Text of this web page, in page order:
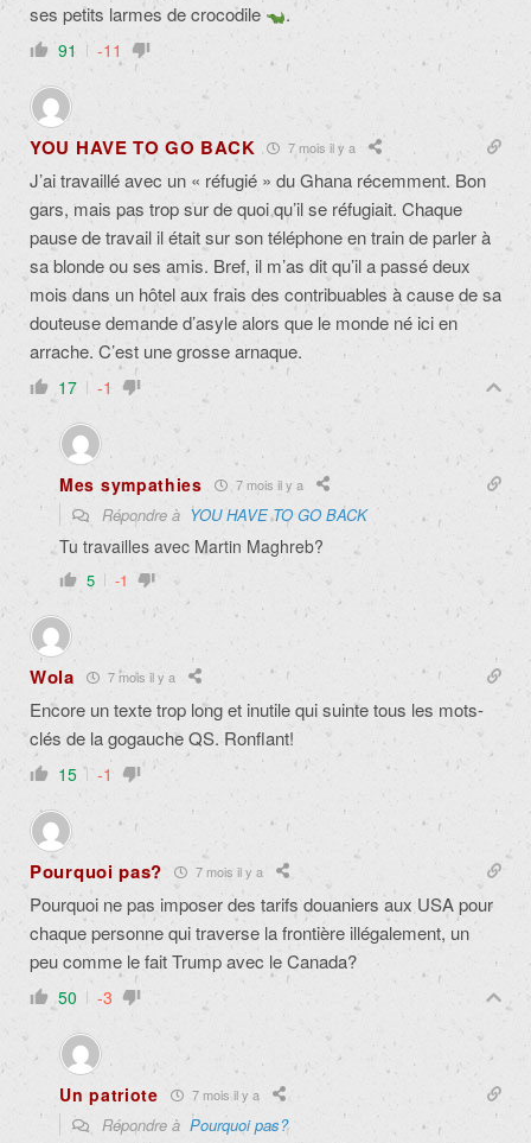
ses petits larmes de crocodile
.
91 -11
YOU HAVE TO GO BACK 7 mois il y a
J’ai travaillé avec un « réfugié » du Ghana récemment. Bon
gars, mais pas trop sur de quoi qu’il se réfugiait. Chaque
pause de travail il était sur son téléphone en train de parler à
sa blonde ou ses amis. Bref, il m’as dit qu’il a passé deux
mois dans un hôtel aux frais des contribuables à cause de sa
douteuse demande d’asyle alors que le monde né ici en
arrache. C’est une grosse arnaque.
17 -1
Mes sympathies 7 mois il y a
Répondre à YOU HAVE TO GO BACK
Tu travailles avec Martin Maghreb?
5 -1
Wola 7 mois il y a
Encore un texte trop long et inutile qui suinte tous les mots-
clés de la gogauche QS. Ronflant!
15 -1
Pourquoi pas? 7 mois il y a
Pourquoi ne pas imposer des tarifs douaniers aux USA pour
chaque personne qui traverse la frontière illégalement, un
peu comme le fait Trump avec le Canada?
50 -3
Un patriote 7 mois il y a
Répondre à Pourquoi pas?